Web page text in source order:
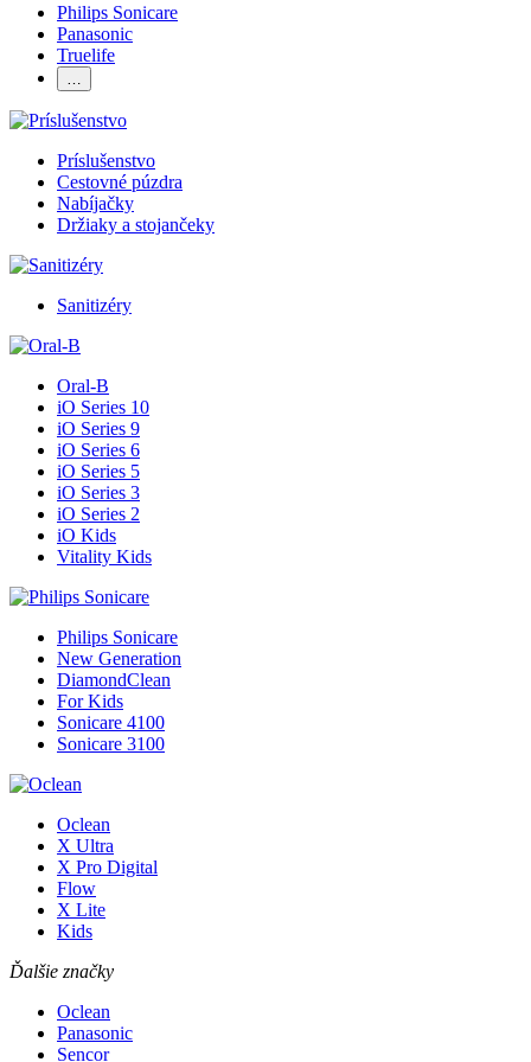
Philips Sonicare
Panasonic
Truelife
…
Príslušenstvo
Cestovné púzdra
Nabíjačky
Držiaky a stojančeky
Sanitizéry
Oral-B
iO Series 10
iO Series 9
iO Series 6
iO Series 5
iO Series 3
iO Series 2
iO Kids
Vitality Kids
Philips Sonicare
New Generation
DiamondClean
For Kids
Sonicare 4100
Sonicare 3100
Oclean
X Ultra
X Pro Digital
Flow
X Lite
Kids
Ďalšie značky
Oclean
Panasonic
Sencor